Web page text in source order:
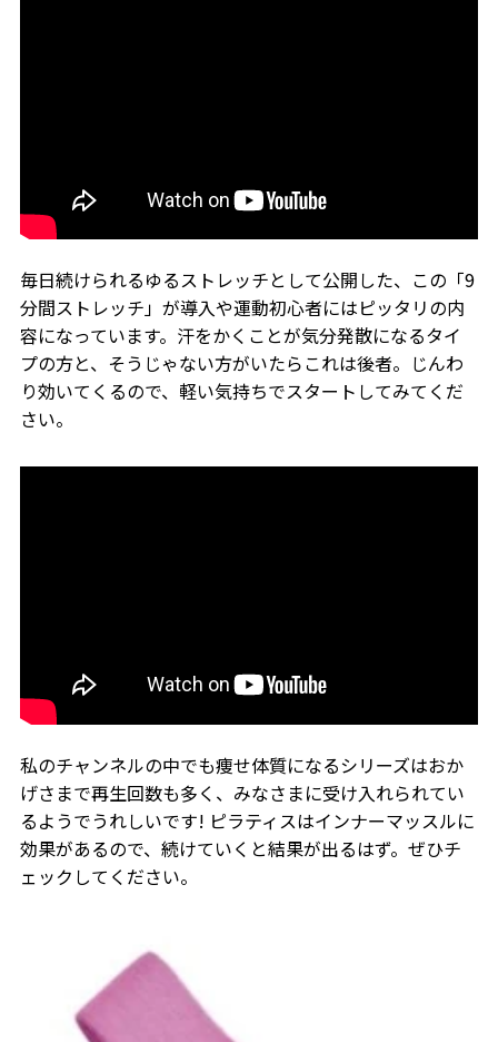
毎日続けられるゆるストレッチとして公開した、この「9
分間ストレッチ」が導入や運動初心者にはピッタリの内
容になっています。汗をかくことが気分発散になるタイ
プの方と、そうじゃない方がいたらこれは後者。じんわ
り効いてくるので、軽い気持ちでスタートしてみてくだ
さい。
私のチャンネルの中でも痩せ体質になるシリーズはおか
げさまで再生回数も多く、みなさまに受け入れられてい
るようでうれしいです! ピラティスはインナーマッスルに
効果があるので、続けていくと結果が出るはず。ぜひチ
ェックしてください。